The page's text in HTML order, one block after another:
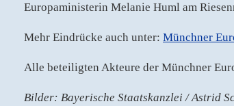
Europaministerin Melanie Huml am
Mehr Eindrücke auch unter: Münchner
Alle beteiligten Akteure der Münchner
Bilder: Bayerische Staatskanzlei / Astrid